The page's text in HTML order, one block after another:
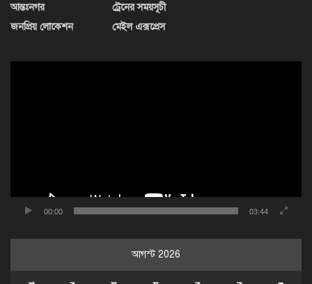
আন্তঃনগর
জনপ্রিয় লোকেশন
ট্রেনের সময়সূচী
মেইল এক্সপ্রেস
00:00 03:44
আগস্ট 2026